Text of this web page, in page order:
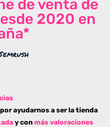
de venta de
2020 en
ayudarnos a ser la tienda
y conmás valoraciones